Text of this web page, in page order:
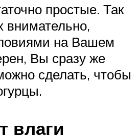
простые. Так
внимательно,
на Вашем
Вы сразу же
сделать, чтобы
влаги